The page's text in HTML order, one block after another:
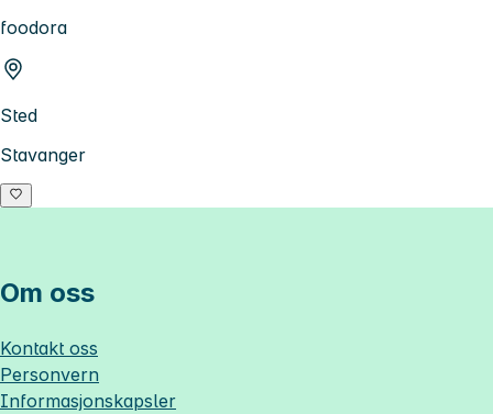
foodora
Sted
Stavanger
Om oss
Kontakt oss
Personvern
Informasjonskapsler